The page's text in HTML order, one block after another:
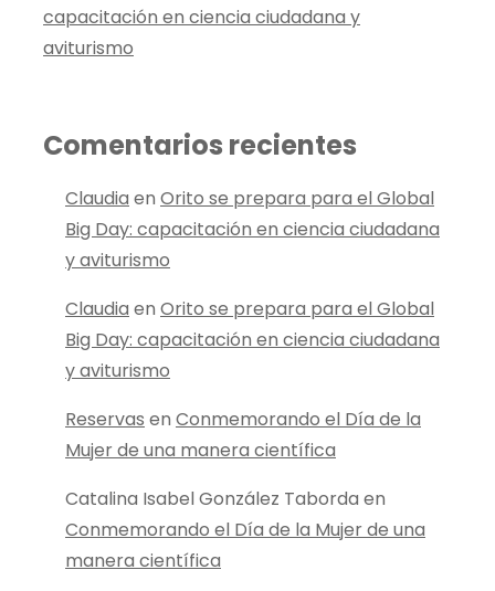
capacitación en ciencia ciudadana y
aviturismo
Comentarios recientes
Claudia en Orito se prepara para el Global
Big Day: capacitación en ciencia ciudadana
y aviturismo
Claudia en Orito se prepara para el Global
Big Day: capacitación en ciencia ciudadana
y aviturismo
Reservas en Conmemorando el Día de la
Mujer de una manera científica
Catalina Isabel González Taborda en
Conmemorando el Día de la Mujer de una
manera científica